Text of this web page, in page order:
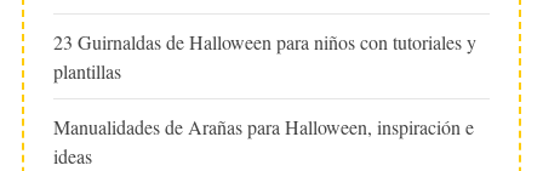
23 Guirnaldas de Halloween para niños con tutoriales y
plantillas
Manualidades de Arañas para Halloween, inspiración e
ideas